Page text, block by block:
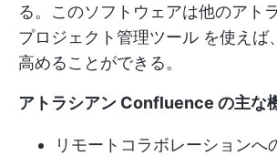
る。このソフトウェアは他のアト
プロジェクト管理ツール を使えば
高めることができる。
アトラシアン Confluence の主な
リモートコラボレーションへ